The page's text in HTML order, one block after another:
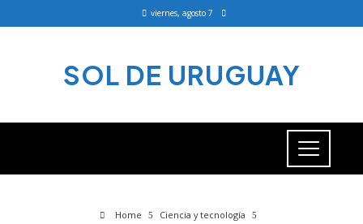
viernes, agosto 7
SOL DE URUGUAY
Home
Ciencia y tecnología